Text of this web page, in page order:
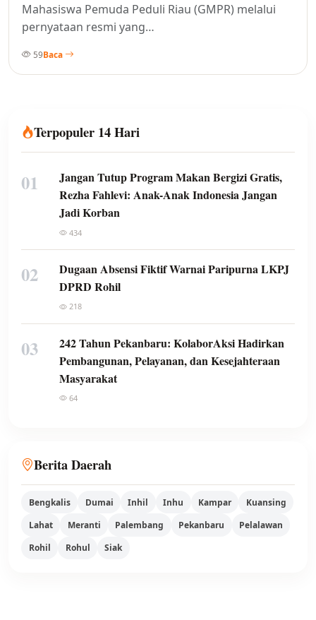
Mahasiswa Pemuda Peduli Riau (GMPR) melalui
pernyataan resmi yang…
59Baca
Terpopuler 14 Hari
01
Jangan Tutup Program Makan Bergizi Gratis,
Rezha Fahlevi: Anak-Anak Indonesia Jangan
Jadi Korban
434
02
Dugaan Absensi Fiktif Warnai Paripurna LKPJ
DPRD Rohil
218
03
242 Tahun Pekanbaru: KolaborAksi Hadirkan
Pembangunan, Pelayanan, dan Kesejahteraan
Masyarakat
64
Berita Daerah
Bengkalis Dumai Inhil Inhu Kampar
Kuansing
Lahat
Meranti Palembang Pekanbaru
Pelalawan
Rohil
Rohul Siak